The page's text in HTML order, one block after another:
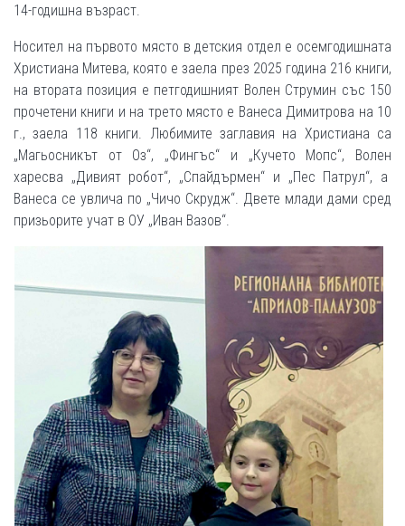
14-годишна възраст.
Носител на първото място в детския отдел е осемгодишната
Христиана Митева, която е заела през 2025 година 216 книги,
на втората позиция е петгодишният Волен Струмин със 150
прочетени книги и на трето място е Ванеса Димитрова на 10
г., заела 118 книги. Любимите заглавия на Христиана са
„Магьосникът от Оз“, „Фингъс“ и „Кучето Мопс“, Волен
харесва „Дивият робот“, „Спайдърмен“ и „Пес Патрул“, а
Ванеса се увлича по „Чичо Скрудж“. Двете млади дами сред
призьорите учат в ОУ „Иван Вазов“.